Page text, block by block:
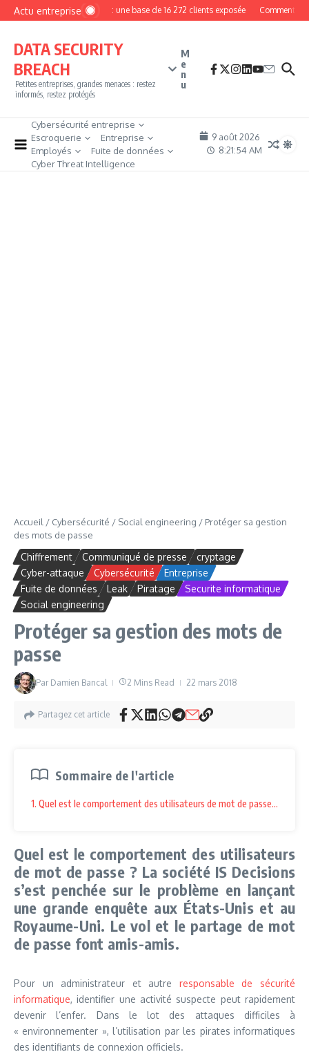
Aller au contenu
Actu entrepriseMyPhoto : une base de 16 272 clients exposée Comment
DATA SECURITY
BREACH
Petites entreprises, grandes menaces : restez
informés, restez protégés
M
e
n
u
Cybersécurité entreprise
Escroquerie
Entreprise
Employés
Fuite de données
Cyber Threat Intelligence
9 août 2026
8:21:56 AM
Accueil / Cybersécurité / Social engineering / Protéger sa gestion
des mots de passe
Chiffrement Communiqué de presse
cryptage
Cyber-attaque
Cybersécurité
Entreprise
Fuite de données
Leak Piratage
Securite informatique
Social engineering
Protéger sa gestion des mots de
passe
Par Damien Bancal 2 Mins Read 22 mars 2018
Partagez cet article
Sommaire de l'article
1. Quel est le comportement des utilisateurs de mot de passe ? La
Quel est le comportement des utilisateurs
de mot de passe ? La société IS Decisions
s’est penchée sur le problème en lançant
une grande enquête aux États-Unis et au
Royaume-Uni. Le vol et le partage de mot
de passe font amis-amis.
Pour un administrateur et autre responsable de sécurité
informatique, identifier une activité suspecte peut rapidement
devenir l’enfer. Dans le lot des attaques difficiles à
« environnementer », l’utilisation par les pirates informatiques
des identifiants de connexion officiels.